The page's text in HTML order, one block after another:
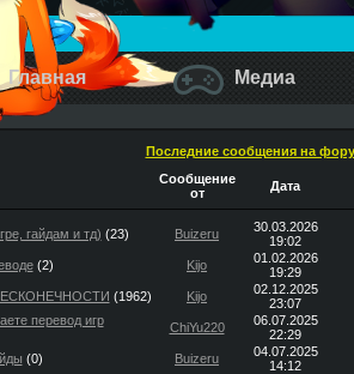
Главная Медиа
Последние сообщения на
Сообщение
от
Дата
гайдам и тд) (23) Buizeru
30.03.2026
19:02
(2) Kijo
01.02.2026
19:29
(1962) Kijo
02.12.2025
23:07
перевод игр
ChiYu220
06.07.2025
22:29
(0) Buizeru
04.07.2025
14:12